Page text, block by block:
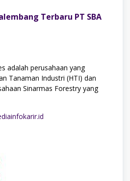
Terbaru PT SBA
adalah perusahaan yang
Tanaman Industri (HTI) dan
Sinarmas Forestry yang